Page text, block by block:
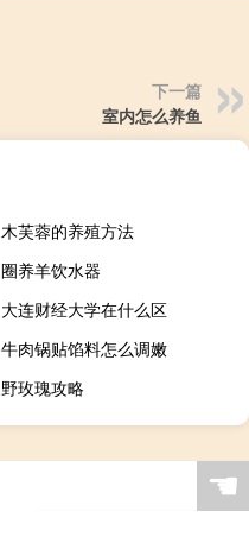
下一篇
室内怎么养鱼
木芙蓉的养殖方法
圈养羊饮水器
大连财经大学在什么区
牛肉锅贴馅料怎么调嫩
野玫瑰攻略
☚